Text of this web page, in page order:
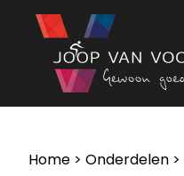
Ga naar de inhoud
Home > Onderdelen >